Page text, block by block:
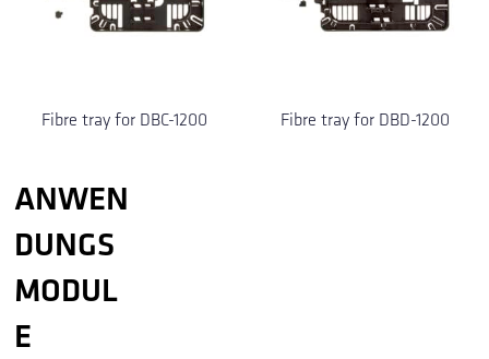
Fibre tray for DBC-1200 Fibre tray for DBD-1200
ANWEN
DUNGS
MODUL
E